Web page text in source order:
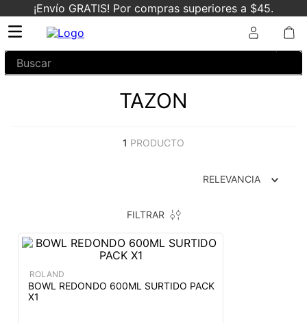
¡Envío GRATIS! Por compras superiores a $45.
Buscar
TAZON
1 PRODUCTO
RELEVANCIA
FILTRAR
ROLAND
BOWL REDONDO 600ML SURTIDO PACK
X1